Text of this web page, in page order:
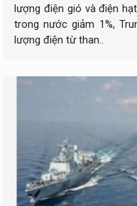
lượng điện gió và điện
trong nước giảm 1%,
lượng điện từ than..